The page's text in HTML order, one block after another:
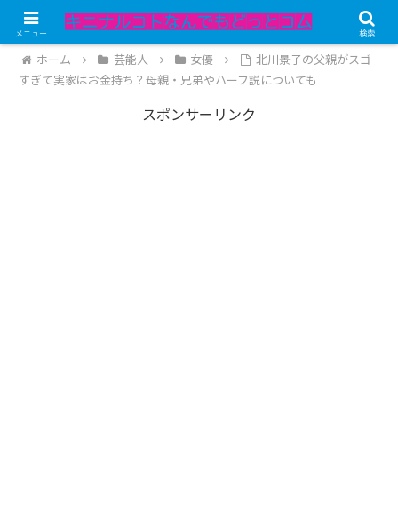
記事内にPRが含まれています。
ホーム 芸能人 女優
北川景子の父親がスゴ
すぎて実家はお金持ち？母親・兄弟やハーフ説についても
スポンサーリンク
メニュー 検索